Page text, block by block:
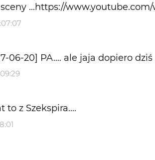
...https://
06-20] PA.... ale jaja dopiero dziś
to z Szekspira....